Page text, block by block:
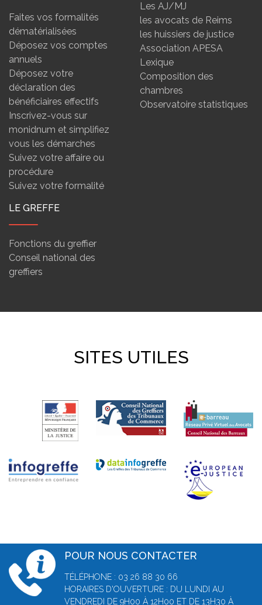
Faites vos formalités
dématérialisées
Déposez vos comptes
annuels
Déposez votre
déclaration des
bénéficiaires effectifs
Inscrivez-vous sur
monidnum et simplifiez
vous les démarches
Suivez votre affaire ou
procédure
Suivez votre formalité
Les AJ/MJ
les avocats de Reims
les huissiers de justice
Association APESA
Lexique
Composition des
chambres
Observatoire statistiques
LE GREFFE
Fonctions du greffier
Conseil national des
greffiers
SITES UTILES
POUR NOUS CONTACTER
TÉLÉPHONE : 03 26 88 30 66
HORAIRES D'OUVERTURE : DU LUNDI AU
VENDREDI DE 9H00 À 12H00 ET DE 13H30 À